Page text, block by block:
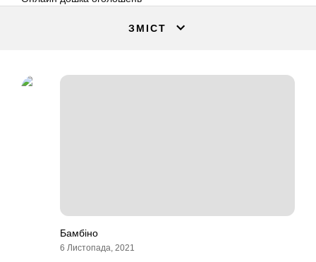
ЗМІСТ
Бамбіно
6 Листопада, 2021